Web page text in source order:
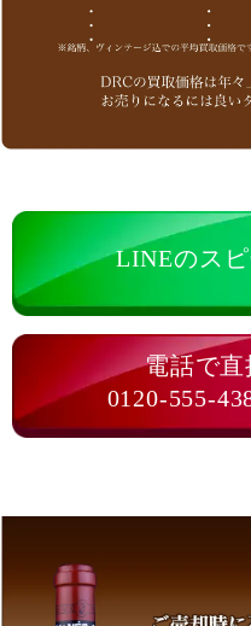
LINEのス
電話で直
0120-555-